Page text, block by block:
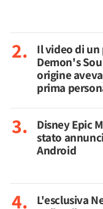
Il video di
Demon's
origine
prima
Disney Epic
stato
Android
L'esclusiva